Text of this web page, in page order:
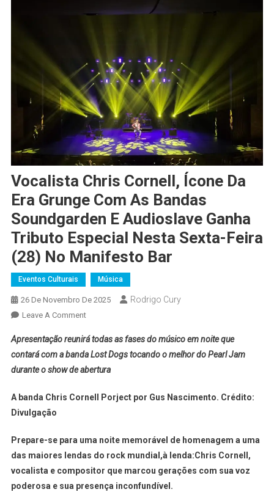
Vocalista Chris Cornell, Ícone Da
Era Grunge Com As Bandas
Soundgarden E Audioslave Ganha
Tributo Especial Nesta Sexta-Feira
(28) No Manifesto Bar
Eventos Culturais Música
26 De Novembro De 2025 Rodrigo Cury
Leave A Comment
Apresentação reunirá todas as fases do músico em noite que
contará com a banda Lost Dogs tocando o melhor do Pearl Jam
durante o show de abertura
A banda Chris Cornell Porject por Gus Nascimento. Crédito:
Divulgação
Prepare-se para uma noite memorável de homenagem a uma
das maiores lendas do rock mundial,à lenda:Chris Cornell,
vocalista e compositor que marcou gerações com sua voz
poderosa e sua presença inconfundível.